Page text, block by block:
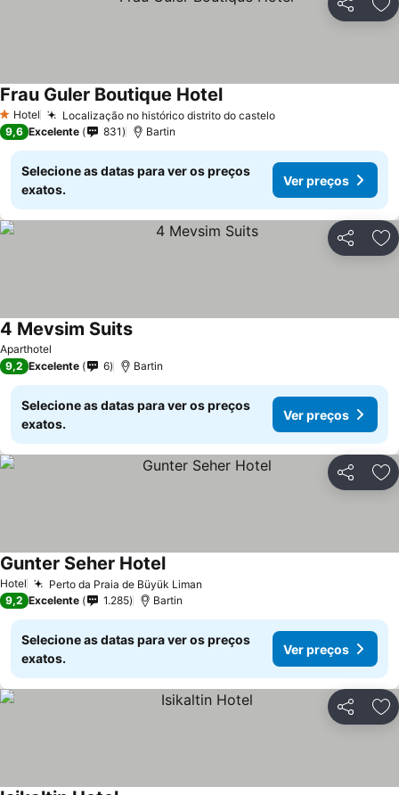
Partilhar
1 Estrelas
Hotel Localização no histórico distrito do castelo
Frau Guler Boutique Hotel
9,6 Excelente 831 Bartin
Selecione as datas para ver os preços
exatos.
Ver preços
Partilhar
Aparthotel
4 Mevsim Suits
9,2 Excelente 6 Bartin
Selecione as datas para ver os preços
exatos.
Ver preços
Partilhar
Hotel Perto da Praia de Büyük Liman
Gunter Seher Hotel
9,2 Excelente 1.285 Bartin
Selecione as datas para ver os preços
exatos.
Ver preços
Partilhar